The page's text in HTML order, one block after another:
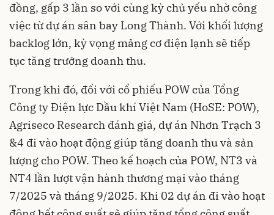
đồng, gấp 3 lần so với cùng kỳ chủ yếu nhờ công
việc từ dự án sân bay Long Thành. Với khối lượng
backlog lớn, kỳ vọng mảng cơ điện lạnh sẽ tiếp
tục tăng trưởng doanh thu.
Trong khi đó, đối với cổ phiếu POW của Tổng
Công ty Điện lực Dầu khí Việt Nam (HoSE: POW),
Agriseco Research đánh giá, dự án Nhơn Trạch 3
&4 đi vào hoạt động giúp tăng doanh thu và sản
lượng cho POW. Theo kế hoạch của POW, NT3 và
NT4 lần lượt vận hành thương mại vào tháng
7/2025 và tháng 9/2025. Khi 02 dự án đi vào hoạt